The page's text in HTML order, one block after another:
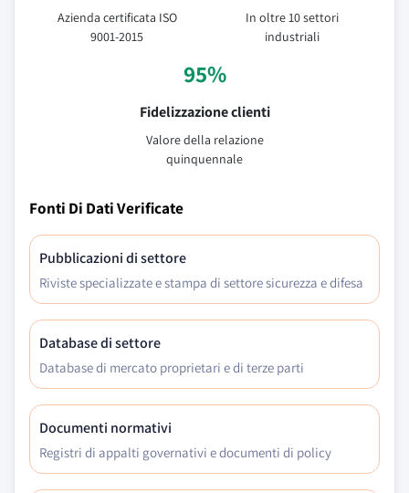
Azienda certificata ISO
9001-2015
In oltre 10 settori
industriali
95%
Fidelizzazione clienti
Valore della relazione
quinquennale
Fonti Di Dati Verificate
Pubblicazioni di settore
Riviste specializzate e stampa di settore sicurezza e difesa
Database di settore
Database di mercato proprietari e di terze parti
Documenti normativi
Registri di appalti governativi e documenti di policy